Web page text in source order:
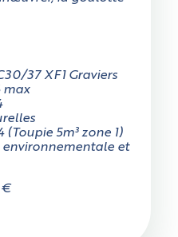
t'il au
largeur ?
Non
tout l'accès, attention aux
37 XF1 Graviers
max
(Toupie 5m³ zone 1)
et
€